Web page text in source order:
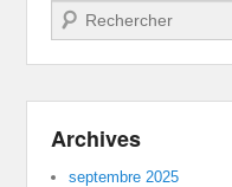
Recherche
Archives
septembre 2025